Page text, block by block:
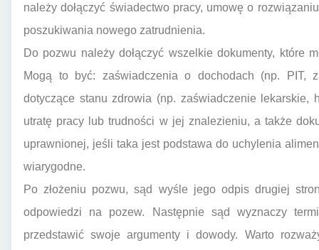
należy dołączyć świadectwo pracy, umowę o
poszukiwania nowego zatrudnienia.
Do pozwu należy dołączyć wszelkie dokumenty, które
Mogą to być: zaświadczenia o dochodach (np. PIT,
dotyczące stanu zdrowia (np. zaświadczenie lekarskie,
utratę pracy lub trudności w jej znalezieniu, a także
uprawnionej, jeśli taka jest podstawa do uchylenia
wiarygodne.
Po złożeniu pozwu, sąd wyśle jego odpis drugiej
odpowiedzi na pozew. Następnie sąd wyznaczy
przedstawić swoje argumenty i dowody. Warto